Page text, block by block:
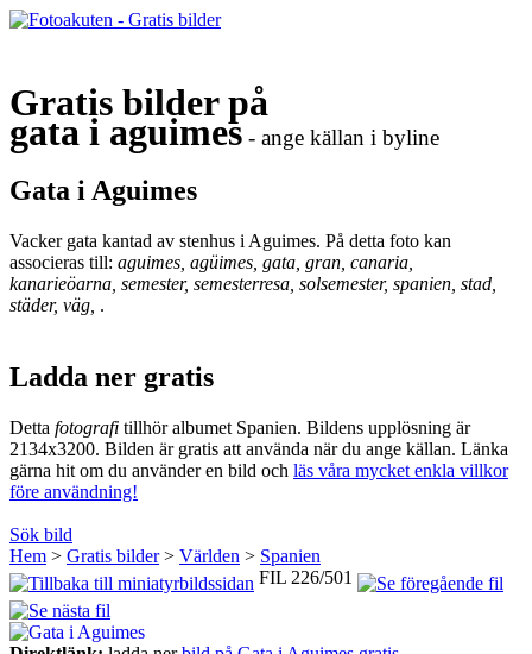
Gratis bilder på
gata i aguimes - ange källan i byline
Gata i Aguimes
Vacker gata kantad av stenhus i Aguimes. På detta foto kan
associeras till: aguimes, agüimes, gata, gran, canaria,
kanarieöarna, semester, semesterresa, solsemester, spanien, stad,
städer, väg, .
Ladda ner gratis
Detta fotografi tillhör albumet Spanien. Bildens upplösning är
2134x3200. Bilden är gratis att använda när du ange källan. Länka
gärna hit om du använder en bild och läs våra mycket enkla villkor
före användning!
Sök bild
Hem > Gratis bilder> Världen > Spanien
FIL 226/501